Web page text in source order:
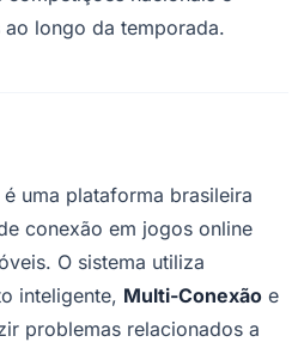
longo da temporada.
é uma plataforma brasileira
conexão em jogos online
O sistema utiliza
inteligente, Multi-Conexão e
problemas relacionados a